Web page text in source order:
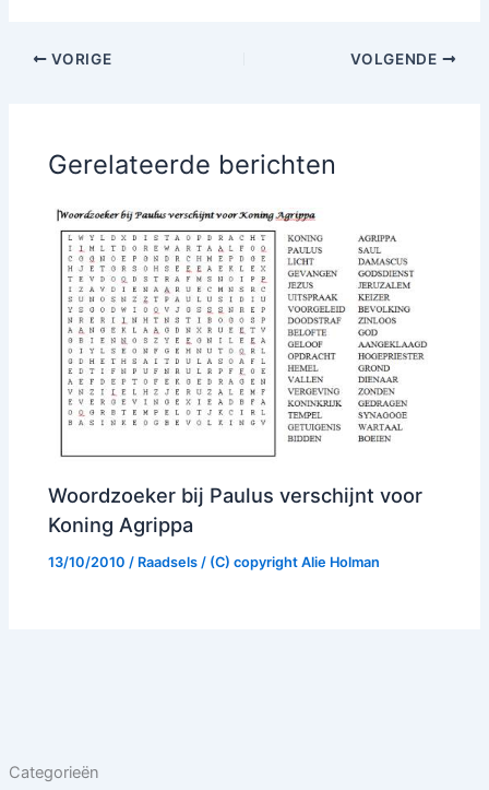
Categorieën
VORIGE VOLGENDE
Gerelateerde berichten
Woordzoeker bij Paulus verschijnt voor
Koning Agrippa
13/10/2010 / Raadsels / (C) copyrightAlie Holman